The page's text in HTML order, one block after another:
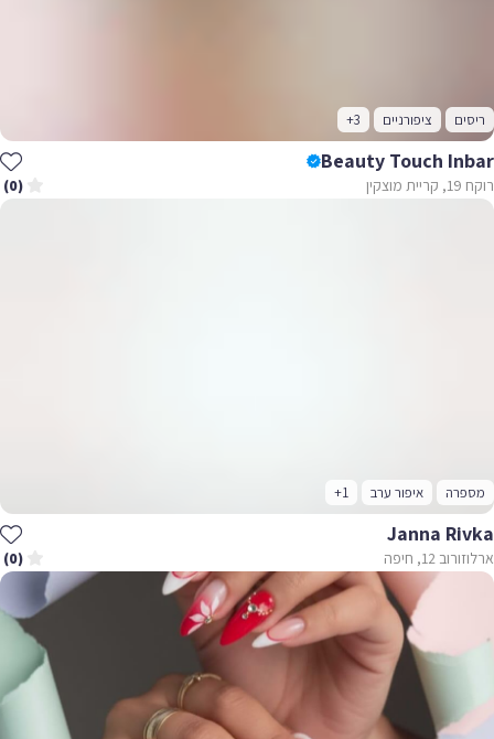
ריסים ציפורניים +3
Beauty Touch Inbar
רוקח 19, קריית מוצקין (0)
מספרה איפור ערב +1
Janna Rivka
ארלוזורוב 12, חיפה (0)